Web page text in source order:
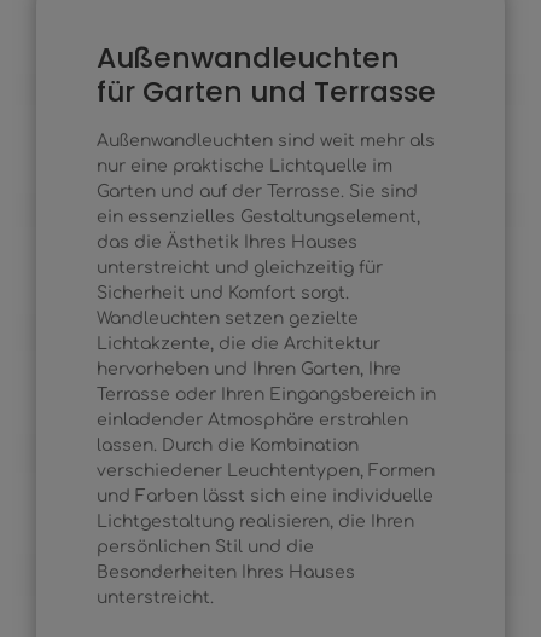
Außenwandleuchten
für Garten und Terrasse
Außenwandleuchten sind weit mehr als
nur eine praktische Lichtquelle im
Garten und auf der Terrasse. Sie sind
ein essenzielles Gestaltungselement,
das die Ästhetik Ihres Hauses
unterstreicht und gleichzeitig für
Sicherheit und Komfort sorgt.
Wandleuchten setzen gezielte
Lichtakzente, die die Architektur
hervorheben und Ihren Garten, Ihre
Terrasse oder Ihren Eingangsbereich in
einladender Atmosphäre erstrahlen
lassen. Durch die Kombination
verschiedener Leuchtentypen, Formen
und Farben lässt sich eine individuelle
Lichtgestaltung realisieren, die Ihren
persönlichen Stil und die
Besonderheiten Ihres Hauses
unterstreicht.